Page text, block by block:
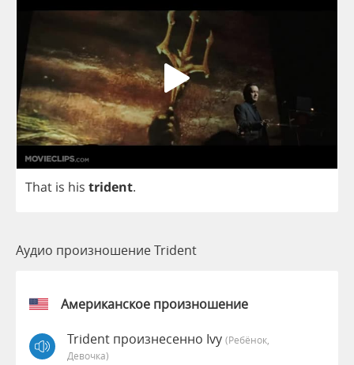
That is his trident.
Аудио произношение Trident
Американское произношение
Trident произнесенно Ivy (Ребёнок,
Девочка)